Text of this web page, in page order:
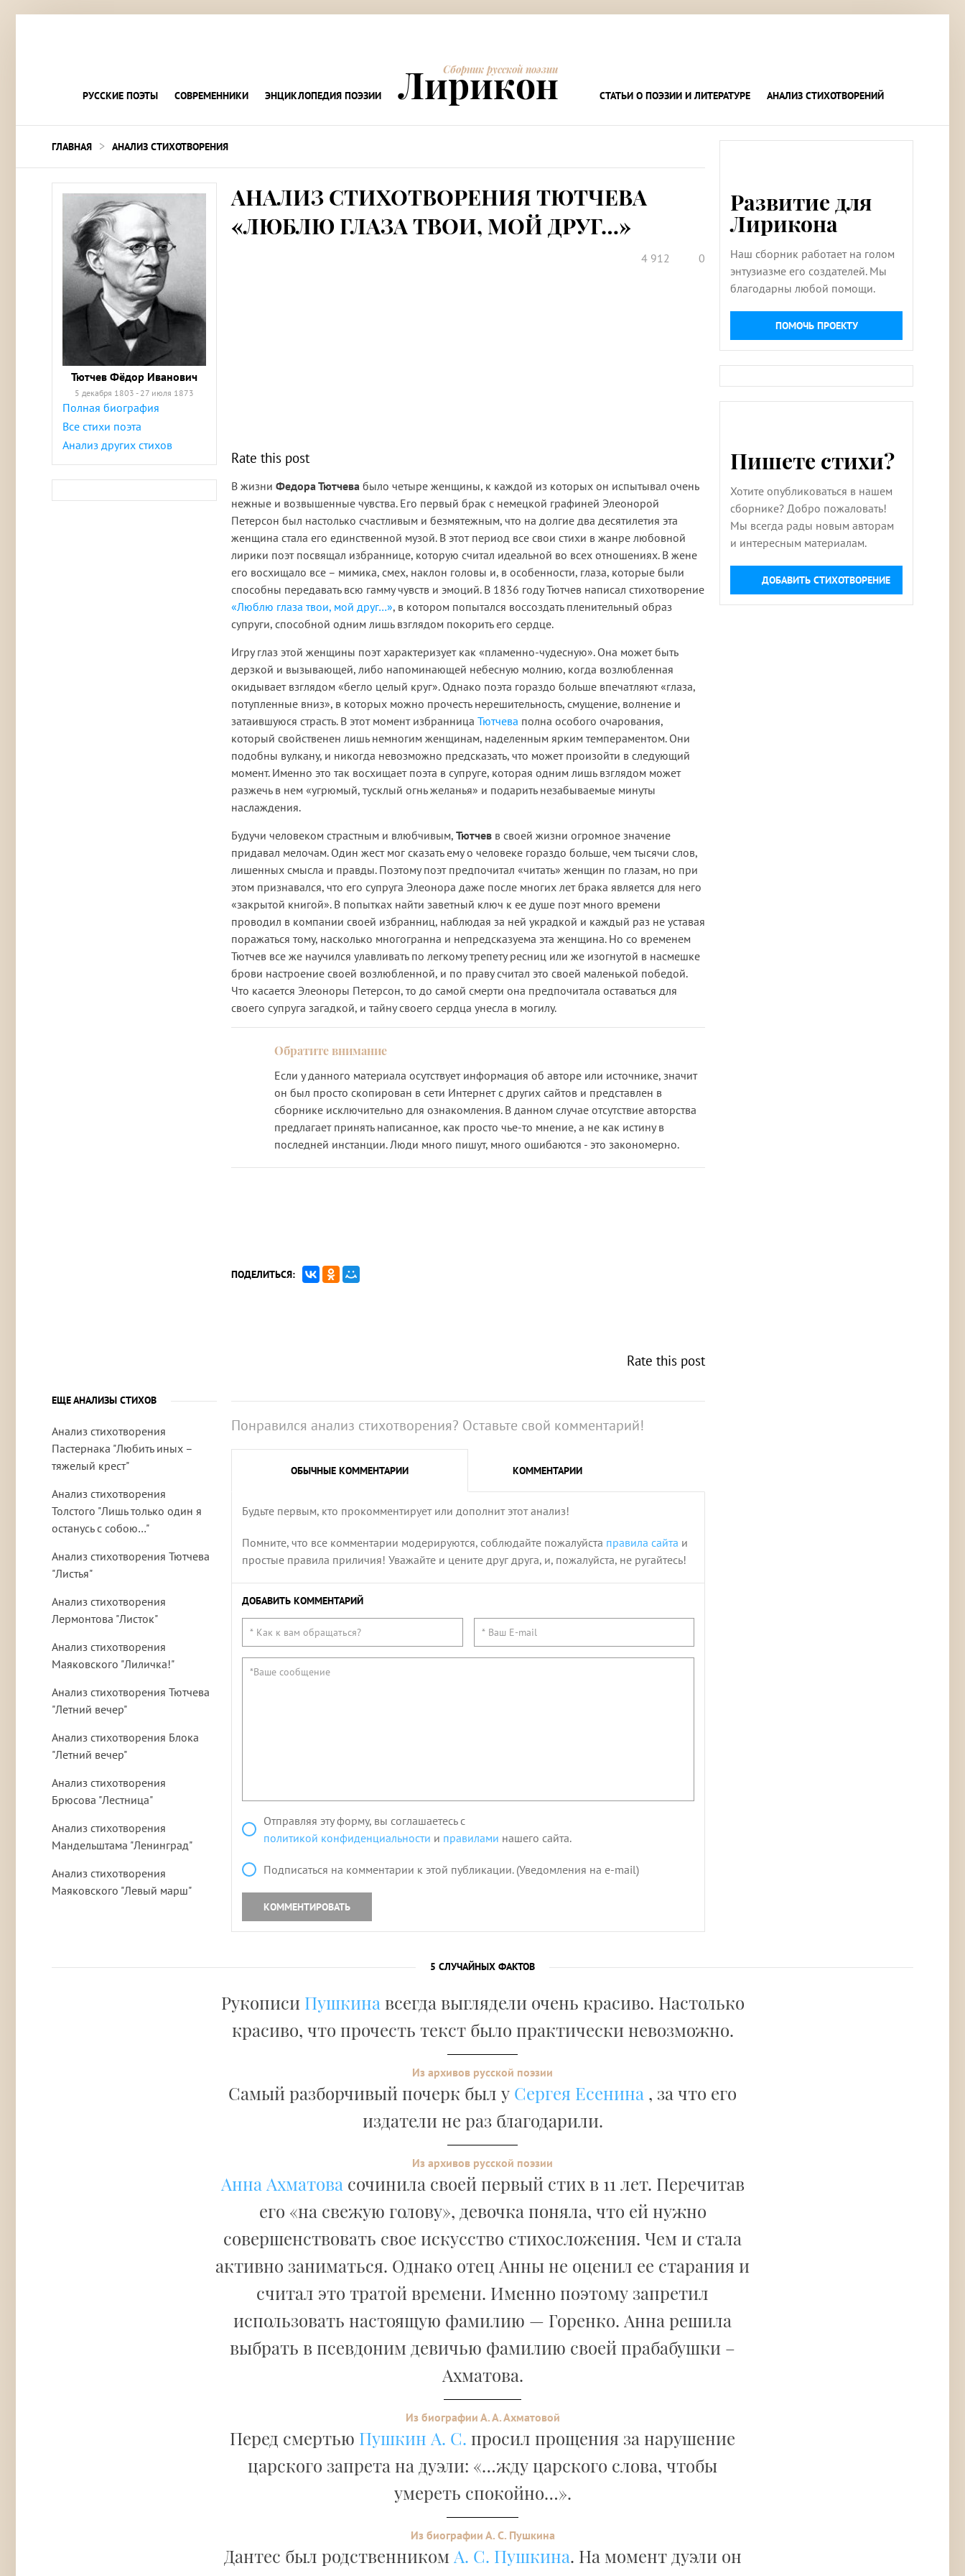
РУССКИЕ ПОЭТЫ СОВРЕМЕННИКИ ЭНЦИКЛОПЕДИЯ ПОЭЗИИ
Сборник русской поэзии
Лирикон СТАТЬИ О ПОЭЗИИ И ЛИТЕРАТУРЕ АНАЛИЗ СТИХОТВОРЕНИЙ
ГЛАВНАЯ > АНАЛИЗ СТИХОТВОРЕНИЯ
Тютчев Фёдор Иванович
5 декабря 1803 - 27 июля 1873
Полная биография
Все стихи поэта
Анализ других стихов
АНАЛИЗ СТИХОТВОРЕНИЯ ТЮТЧЕВА
«ЛЮБЛЮ ГЛАЗА ТВОИ, МОЙ ДРУГ…»
4 912 0
Rate this post
В жизни Федора Тютчева было четыре женщины, к каждой из которых он испытывал очень
нежные и возвышенные чувства. Его первый брак с немецкой графиней Элеонорой
Петерсон был настолько счастливым и безмятежным, что на долгие два десятилетия эта
женщина стала его единственной музой. В этот период все свои стихи в жанре любовной
лирики поэт посвящал избраннице, которую считал идеальной во всех отношениях. В жене
его восхищало все – мимика, смех, наклон головы и, в особенности, глаза, которые были
способны передавать всю гамму чувств и эмоций. В 1836 году Тютчев написал стихотворение
«Люблю глаза твои, мой друг…», в котором попытался воссоздать пленительный образ
супруги, способной одним лишь взглядом покорить его сердце.
Игру глаз этой женщины поэт характеризует как «пламенно-чудесную». Она может быть
дерзкой и вызывающей, либо напоминающей небесную молнию, когда возлюбленная
окидывает взглядом «бегло целый круг». Однако поэта гораздо больше впечатляют «глаза,
потупленные вниз», в которых можно прочесть нерешительность, смущение, волнение и
затаившуюся страсть. В этот момент избранница Тютчева полна особого очарования,
который свойственен лишь немногим женщинам, наделенным ярким темпераментом. Они
подобны вулкану, и никогда невозможно предсказать, что может произойти в следующий
момент. Именно это так восхищает поэта в супруге, которая одним лишь взглядом может
разжечь в нем «угрюмый, тусклый огнь желанья» и подарить незабываемые минуты
наслаждения.
Будучи человеком страстным и влюбчивым, Тютчев в своей жизни огромное значение
придавал мелочам. Один жест мог сказать ему о человеке гораздо больше, чем тысячи слов,
лишенных смысла и правды. Поэтому поэт предпочитал «читать» женщин по глазам, но при
этом признавался, что его супруга Элеонора даже после многих лет брака является для него
«закрытой книгой». В попытках найти заветный ключ к ее душе поэт много времени
проводил в компании своей избранниц, наблюдая за ней украдкой и каждый раз не уставая
поражаться тому, насколько многогранна и непредсказуема эта женщина. Но со временем
Тютчев все же научился улавливать по легкому трепету ресниц или же изогнутой в насмешке
брови настроение своей возлюбленной, и по праву считал это своей маленькой победой.
Что касается Элеоноры Петерсон, то до самой смерти она предпочитала оставаться для
своего супруга загадкой, и тайну своего сердца унесла в могилу.
Если у данного материала осутствует информация об авторе или источнике, значит
он был просто скопирован в сети Интернет с других сайтов и представлен в
сборнике исключительно для ознакомления. В данном случае отсутствие авторства
предлагает принять написанное, как просто чье-то мнение, а не как истину в
последней инстанции. Люди много пишут, много ошибаются - это закономерно.
ПОДЕЛИТЬСЯ:
Rate this post
ЕЩЕ АНАЛИЗЫ СТИХОВ
Анализ стихотворения
Пастернака "Любить иных –
тяжелый крест"
Анализ стихотворения
Толстого "Лишь только один я
останусь с собою…"
Анализ стихотворения Тютчева
"Листья"
Анализ стихотворения
Лермонтова "Листок"
Анализ стихотворения
Маяковского "Лиличка!"
Анализ стихотворения Тютчева
"Летний вечер"
Анализ стихотворения Блока
"Летний вечер"
Анализ стихотворения
Брюсова "Лестница"
Анализ стихотворения
Мандельштама "Ленинград"
Анализ стихотворения
Маяковского "Левый марш"
Понравился анализ стихотворения? Оставьте свой комментарий!
ОБЫЧНЫЕ КОММЕНТАРИИ КОММЕНТАРИИ
Будьте первым, кто прокомментирует или дополнит этот анализ!
Помните, что все комментарии модерируются, соблюдайте пожалуйста правила сайта и
простые правила приличия! Уважайте и цените друг друга, и, пожалуйста, не ругайтесь!
ДОБАВИТЬ КОММЕНТАРИЙ
Отправляя эту форму, вы соглашаетесь с
политикой конфиденциальности и правилами нашего сайта.
Подписаться на комментарии к этой публикации. (Уведомления на e-mail)
КОММЕНТИРОВАТЬ
Развитие для
Лирикона
Наш сборник работает на голом
энтузиазме его создателей. Мы
благодарны любой помощи.
ПОМОЧЬ ПРОЕКТУ
Пишете стихи?
Хотите опубликоваться в нашем
сборнике? Добро пожаловать!
Мы всегда рады новым авторам
и интересным материалам.
ДОБАВИТЬ СТИХОТВОРЕНИЕ
5 СЛУЧАЙНЫХ ФАКТОВ
Рукописи Пушкина всегда выглядели очень красиво. Настолько
красиво, что прочесть текст было практически невозможно.
Из архивов русской поэзии
Самый разборчивый почерк был у Сергея Есенина , за что его
издатели не раз благодарили.
Из архивов русской поэзии
Анна Ахматова сочинила своей первый стих в 11 лет. Перечитав
его «на свежую голову», девочка поняла, что ей нужно
совершенствовать свое искусство стихосложения. Чем и стала
активно заниматься. Однако отец Анны не оценил ее старания и
считал это тратой времени. Именно поэтому запретил
использовать настоящую фамилию — Горенко. Анна решила
выбрать в псевдоним девичью фамилию своей прабабушки –
Ахматова.
Из биографии А. А. Ахматовой
Перед смертью Пушкин А. С. просил прощения за нарушение
царского запрета на дуэли: «…жду царского слова, чтобы
умереть спокойно…».
Из биографии А. С. Пушкина
Дантес был родственником А. С. Пушкина. На момент дуэли он